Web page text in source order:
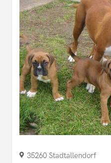
35260 Stadtallendorf